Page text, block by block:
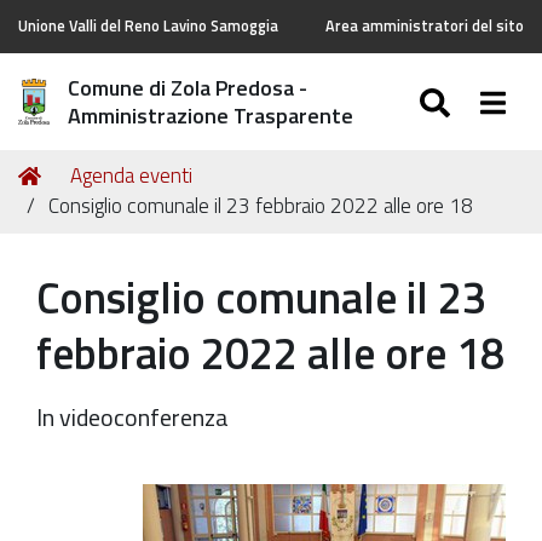
Unione Valli del Reno Lavino Samoggia Area amministratori del sito
Comune di Zola Predosa -
Amministrazione Trasparente
Tu
sei
Home
Agenda eventi
Consiglio comunale il 23 febbraio 2022 alle ore 18
Consiglio comunale il 23
febbraio 2022 alle ore 18
In videoconferenza
https://old.comune.zolapredosa.bo.it/events/consiglio-